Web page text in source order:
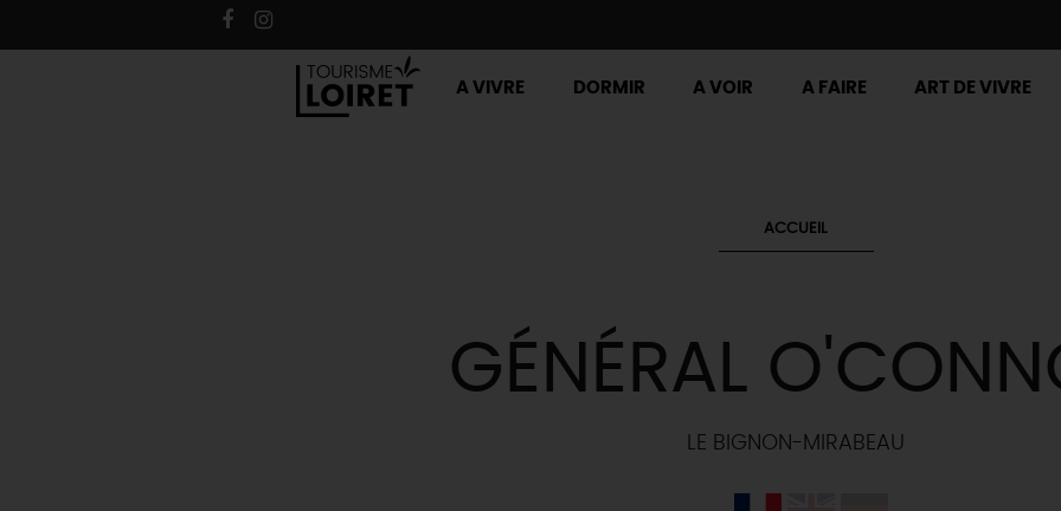
A VIVRE DORMIR A VOIR A FAIRE ART DE VIVRE
ACCUEIL
GÉNÉRAL
LE BIGNON-MIRABEAU